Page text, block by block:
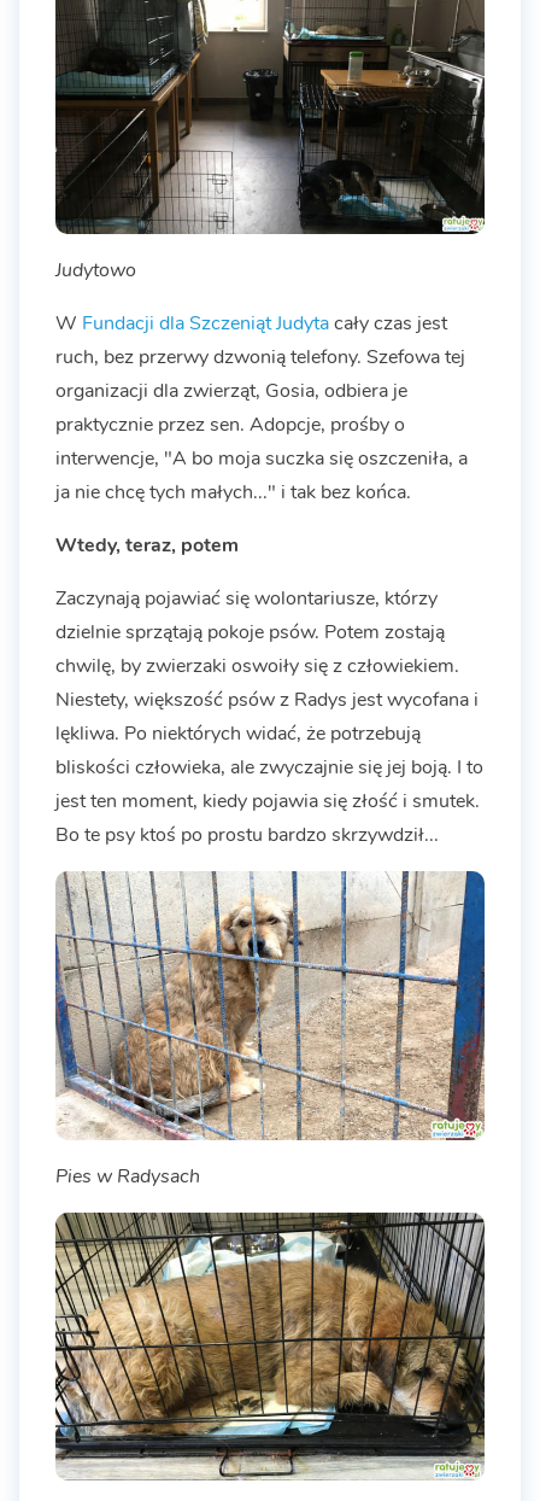
Judytowo
W Fundacji dla Szczeniąt Judytacały czas jest
ruch, bez przerwy dzwonią telefony. Szefowa tej
organizacji dla zwierząt, Gosia, odbiera je
praktycznie przez sen. Adopcje, prośby o
interwencje, "A bo moja suczka się oszczeniła, a
ja nie chcę tych małych..." i tak bez końca.
Wtedy, teraz, potem
Zaczynają pojawiać się wolontariusze, którzy
dzielnie sprzątają pokoje psów. Potem zostają
chwilę, by zwierzaki oswoiły się z człowiekiem.
Niestety, większość psów z Radys jest wycofana i
lękliwa. Po niektórych widać, że potrzebują
bliskości człowieka, ale zwyczajnie się jej boją. I to
jest ten moment, kiedy pojawia się złość i smutek.
Bo te psy ktoś po prostu bardzo skrzywdził...
Pies w Radysach